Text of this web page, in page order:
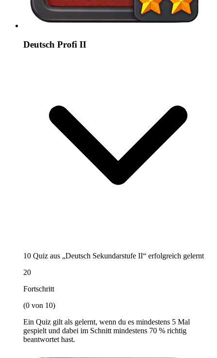
Deutsch Profi II
10 Quiz aus „Deutsch Sekundarstufe II“ erfolgreich gelernt
20
Fortschritt
(0 von 10)
Ein Quiz gilt als gelernt, wenn du es mindestens 5 Mal
gespielt und dabei im Schnitt mindestens 70 % richtig
beantwortet hast.